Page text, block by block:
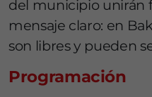
del municipio unirán
mensaje claro: en
son libres y pueden
Programación